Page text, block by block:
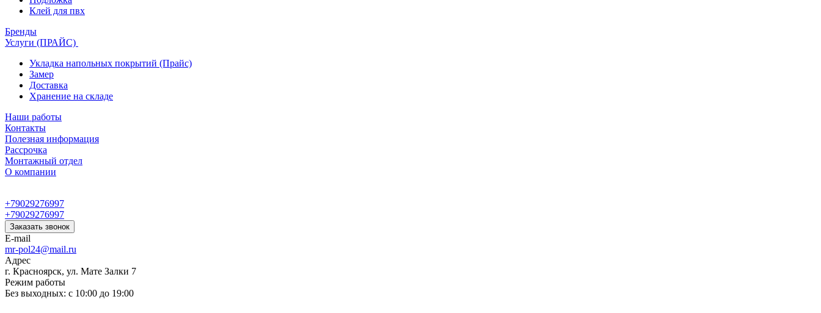
Клей для пвх
Бренды
Услуги (ПРАЙС)
Укладка напольных покрытий (Прайс)
Замер
Доставка
Хранение на складе
Наши работы
Контакты
Полезная информация
Рассрочка
Монтажный отдел
О компании
+79029276997
+79029276997
Заказать звонок
E-mail
mr-pol24@mail.ru
Адрес
г. Красноярск, ул. Мате Залки 7
Режим работы
Без выходных: с 10:00 до 19:00